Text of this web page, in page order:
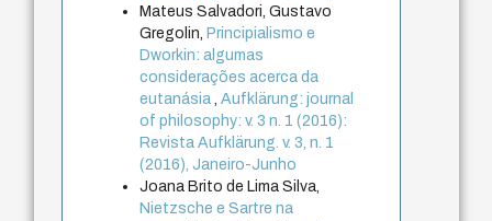
Mateus Salvadori, Gustavo
Gregolin, Principialismo e
Dworkin: algumas
considerações acerca da
eutanásia,Aufklärung: journal
of philosophy: v. 3 n. 1 (2016):
Revista Aufklärung. v. 3, n. 1
(2016), Janeiro-Junho
Joana Brito de Lima Silva,
Nietzsche e Sartre na